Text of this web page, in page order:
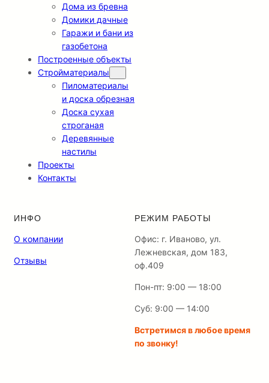
Дома из бревна
Домики дачные
Гаражи и бани из
газобетона
Построенные объекты
Стройматериалы
Пиломатериалы
и доска обрезная
Доска сухая
строганая
Деревянные
настилы
Проекты
Контакты
ИНФО
О компании
Отзывы
РЕЖИМ РАБОТЫ
Офис: г. Иваново, ул.
Лежневская, дом 183,
оф.409
Пон-пт: 9:00 — 18:00
Суб: 9:00 — 14:00
Встретимся в любое время
по звонку!